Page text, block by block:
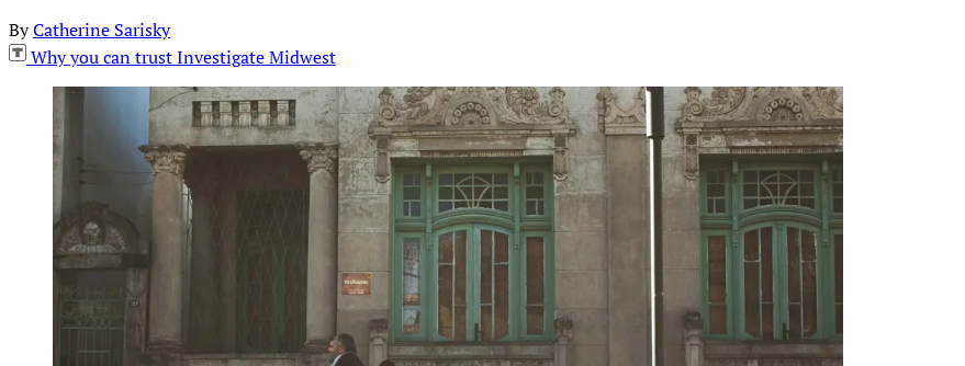
ByCatherine Sarisky
Why you can trust Investigate Midwest